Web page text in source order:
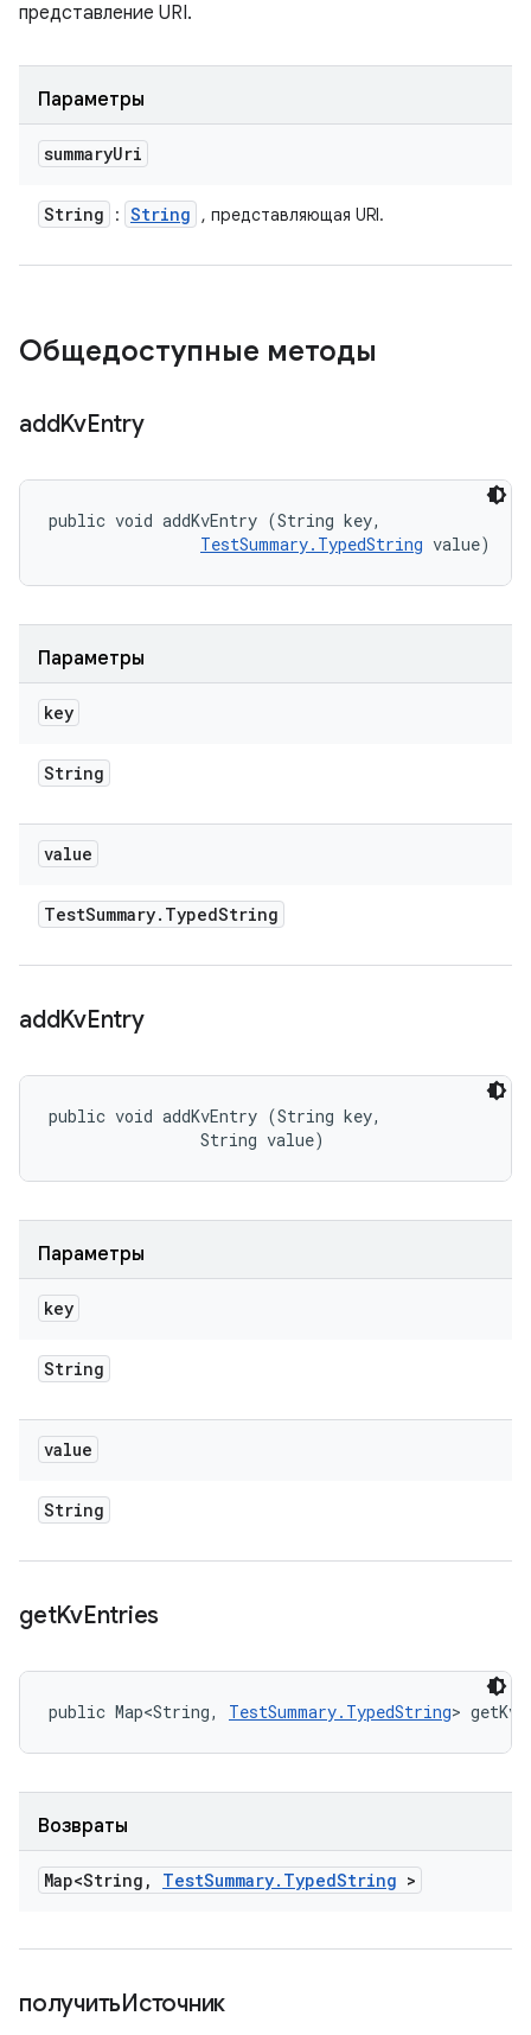
представление URI.
Параметры
summaryUri
String : String , представляющая URI.
Общедоступные методы
addKvEntry
public void addKvEntry (String key,
TestSummary.TypedString value)
Параметры
key
String
value
TestSummary. TypedString
addKvEntry
public void addKvEntry (String key,
                String value)
Параметры
key
String
value
String
getKvEntries
public Map<String, TestSummary.TypedString>
Возвраты
Map<String , TestSummary. TypedString >
получитьИсточник